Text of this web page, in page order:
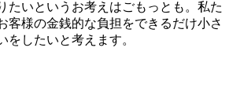
たいというお考えはごもっとも。私た
客様の金銭的な負担をできるだけ小さ
をしたいと考えます。